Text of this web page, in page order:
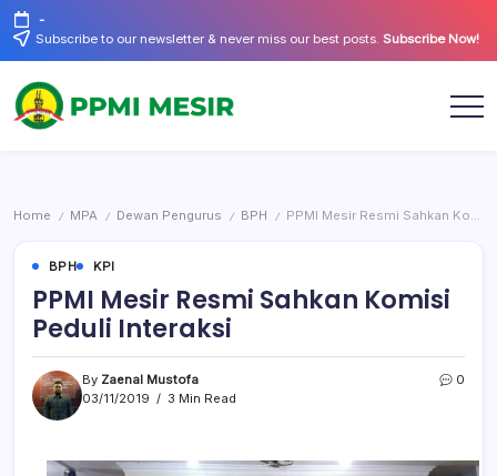
Skip
to
content
-
Subscribe to our newsletter & never miss our best posts. Subscribe Now!
Home / MPA / Dewan Pengurus / BPH / PPMI Mesir Resmi Sahkan Komisi Peduli Interaksi
BPH KPI
PPMI Mesir Resmi Sahkan Komisi
Peduli Interaksi
By Zaenal Mustofa
03/11/2019
3 Min Read
0